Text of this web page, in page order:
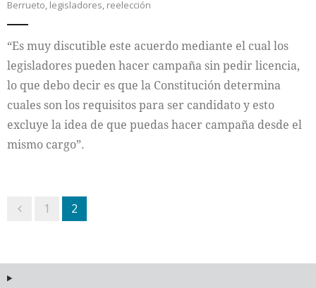
Berrueto, legisladores, reelección
“Es muy discutible este acuerdo mediante el cual los
legisladores pueden hacer campaña sin pedir licencia,
lo que debo decir es que la Constitución determina
cuales son los requisitos para ser candidato y esto
excluye la idea de que puedas hacer campaña desde el
mismo cargo”.
1 2